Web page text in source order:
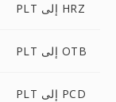
PLT إلى HRZ
PLT إلى OTB
PLT إلى PCD